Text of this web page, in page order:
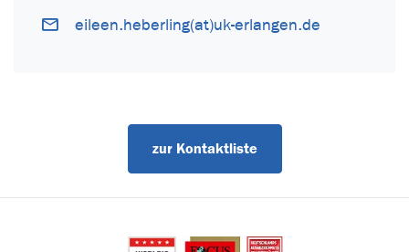
eileen.heberling(at)uk-erlangen.de
zur Kontaktliste